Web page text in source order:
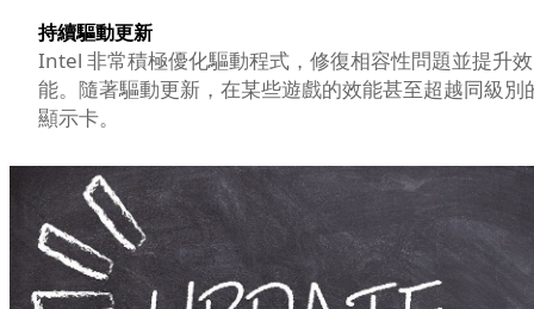
持續驅動更新
Intel 非常積極優化驅動程式，修復相容性問題並提升效
能。隨著驅動更新，在某些遊戲的效能甚至超越同級別
顯示卡。